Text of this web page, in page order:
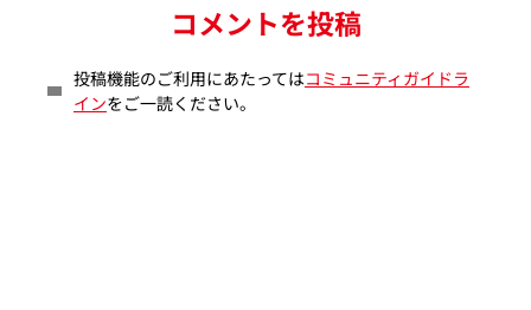
コメントを投稿
投稿機能のご利用にあたってはコミュニティガイドラ
インをご一読ください。